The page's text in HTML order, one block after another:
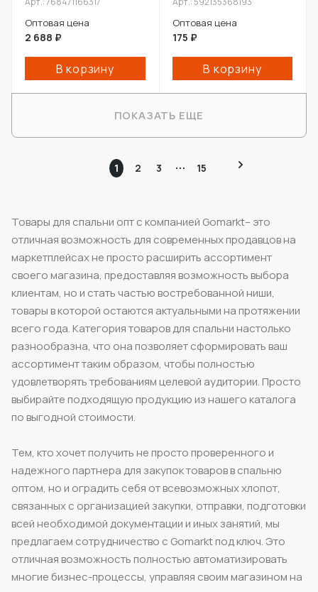
Оптовая цена
2 688 ₽
В корзину
Оптовая цена
175 ₽
В корзину
ПОКАЗАТЬ ЕЩЕ
1 2 3 15
Товары для спальни опт с компанией Gomarkt– это
отличная возможность для современных продавцов на
маркетплейсах не просто расширить ассортимент
своего магазина, предоставляя возможность выбора
клиентам, но и стать частью востребованной ниши,
товары в которой остаются актуальными на протяжении
всего года. Категория товаров для спальни настолько
разнообразна, что она позволяет сформировать ваш
ассортимент таким образом, чтобы полностью
удовлетворять требованиям целевой аудитории. Просто
выбирайте подходящую продукцию из нашего каталога
по выгодной стоимости.
Тем, кто хочет получить не просто проверенного и
надежного партнера для закупок товаров в спальню
оптом, но и оградить себя от всевозможных хлопот,
связанных с организацией закупки, отправки, подготовки
всей необходимой документации и иных занятий, мы
предлагаем сотрудничество с Gomarkt под ключ. Это
отличная возможность полностью автоматизировать
многие бизнес-процессы, управляя своим магазином на